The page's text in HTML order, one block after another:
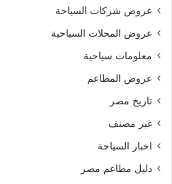
عروض شركات السياحة
عروض المحلات السياحية
معلومات سياحية
عروض المطاعم
تاريخ مصر
غير مصنف
اخبار السياحة
دليل مطاعم مصر